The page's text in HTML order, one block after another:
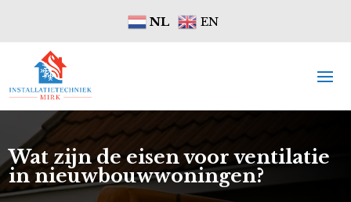
NL EN
Wat zijn de eisen voor ventilatie
in nieuwbouwwoningen?